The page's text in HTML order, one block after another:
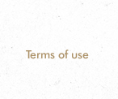
Terms of use